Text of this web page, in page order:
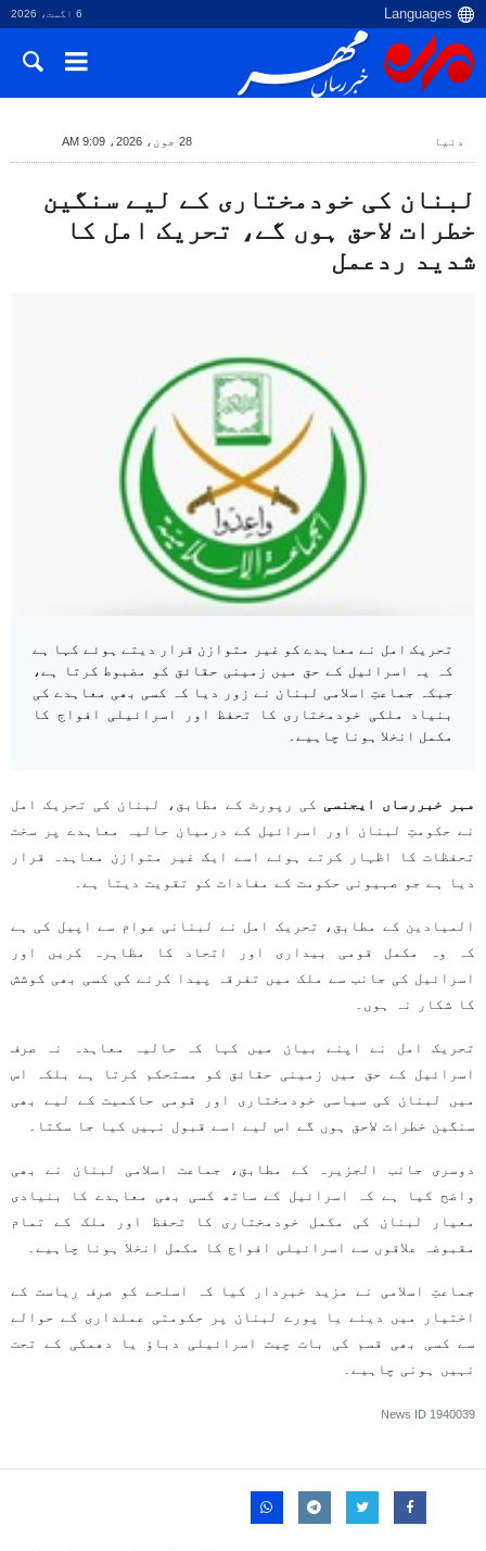
6 اگست، 2026
دنیا 28 جون، 2026، 9:09 AM
لبنان کی خودمختاری کے لیے سنگین
خطرات لاحق ہوں گے، تحریک امل کا
شدید ردعمل
تحریک امل نے معاہدے کو غیر متوازن قرار دیتے ہوئے کہا ہے
کہ یہ اسرائیل کے حق میں زمینی حقائق کو مضبوط کرتا ہے،
جبکہ جماعتِ اسلامی لبنان نے زور دیا کہ کسی بھی معاہدے کی
بنیاد ملکی خودمختاری کا تحفظ اور اسرائیلی افواج کا
مکمل انخلا ہونا چاہیے۔
مہر خبررساں ایجنسی کی رپورٹ کے مطابق، لبنان کی تحریک امل
نے حکومتِ لبنان اور اسرائیل کے درمیان حالیہ معاہدے پر سخت
تحفظات کا اظہار کرتے ہوئے اسے ایک غیر متوازن معاہدہ قرار
دیا ہے جو صہیونی حکومت کے مفادات کو تقویت دیتا ہے۔
المیادین کے مطابق، تحریک امل نے لبنانی عوام سے اپیل کی ہے
کہ وہ مکمل قومی بیداری اور اتحاد کا مظاہرہ کریں اور
اسرائیل کی جانب سے ملک میں تفرقہ پیدا کرنے کی کسی بھی کوشش
کا شکار نہ ہوں۔
تحریک امل نے اپنے بیان میں کہا کہ حالیہ معاہدہ نہ صرف
اسرائیل کے حق میں زمینی حقائق کو مستحکم کرتا ہے بلکہ اس
میں لبنان کی سیاسی خودمختاری اور قومی حاکمیت کے لیے بھی
سنگین خطرات لاحق ہوں گے اس لیے اسے قبول نہیں کیا جا سکتا۔
دوسری جانب الجزیرہ کے مطابق، جماعت اسلامی لبنان نے بھی
واضح کیا ہے کہ اسرائیل کے ساتھ کسی بھی معاہدے کا بنیادی
معیار لبنان کی مکمل خودمختاری کا تحفظ اور ملک کے تمام
مقبوضہ علاقوں سے اسرائیلی افواج کا مکمل انخلا ہونا چاہیے۔
جماعتِ اسلامی نے مزید خبردار کیا کہ اسلحے کو صرف ریاست کے
اختیار میں دینے یا پورے لبنان پر حکومتی عملداری کے حوالے
سے کسی بھی قسم کی بات چیت اسرائیلی دباؤ یا دھمکی کے تحت
نہیں ہونی چاہیے۔
News ID 1940039